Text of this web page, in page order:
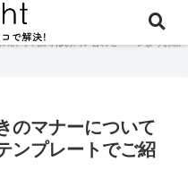
談などの著作権はサイト管理人に付随して
。当サイトのコンテンツには広告が含まれ
許可申請等はお問い合わせページよりお願
のマナーについて
ンプレートでご紹